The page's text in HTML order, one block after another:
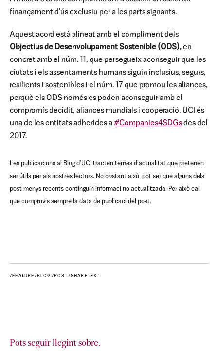
finançament d'ús exclusiu per a les parts signants.
Aquest acord està alineat amb el compliment dels
Objectius de Desenvolupament Sostenible (ODS),en
concret amb el núm. 11, que persegueix aconseguir que les
ciutats i els assentaments humans siguin inclusius, segurs,
resilients i sostenibles i el núm. 17 que promou les aliances,
perquè els ODS només es poden aconseguir amb el
compromís decidit, aliances mundials i cooperació. UCI és
una de les entitats adherides a#Companies4SDGsdes del
2017.
Les publicacions al Blog d'UCI tracten temes d'actualitat que pretenen
ser útils per als nostres lectors. No obstant això, pot ser que alguns dels
post menys recents continguin informaci no actualitzada. Per això cal
que comprovis sempre la data de publicaci del post.
/FEATURE/BLOG/POST/SHARETEXT
Pots seguir llegint sobre.